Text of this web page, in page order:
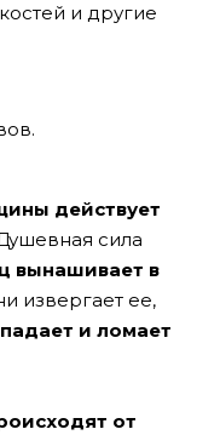
и другие
действует
сила
вынашивает в
извергает ее,
и ломает
от